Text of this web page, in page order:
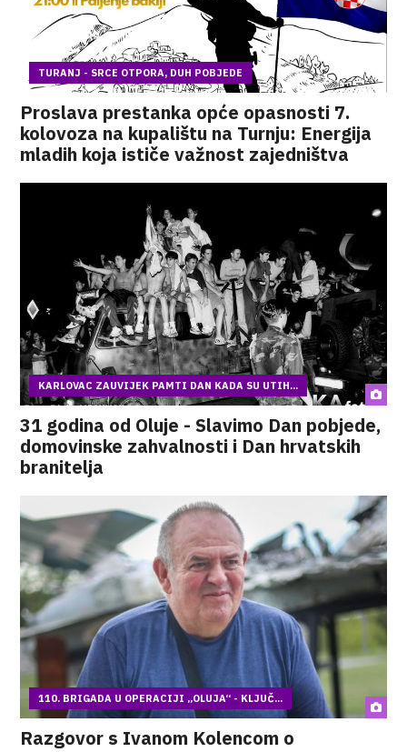
TURANJ - SRCE OTPORA, DUH POBJEDE
Proslava prestanka opće opasnosti 7.
kolovoza na kupalištu na Turnju: Energija
mladih koja ističe važnost zajedništva
KARLOVAC ZAUVIJEK PAMTI DAN KADA SU UTIH...
31 godina od Oluje - Slavimo Dan pobjede,
domovinske zahvalnosti i Dan hrvatskih
branitelja
110. BRIGADA U OPERACIJI „OLUJA“ - KLJUČ...
Razgovor s Ivanom Kolencom o